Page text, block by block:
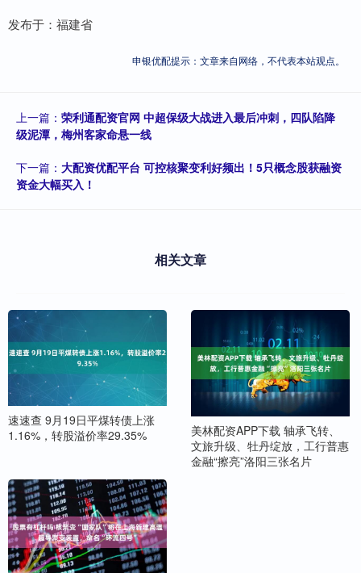
发布于：福建省
申银优配提示：文章来自网络，不代表本站观点。
上一篇： 荣利通配资官网 中超保级大战进入最后冲刺，四队陷降
级泥潭，梅州客家命悬一线
下一篇： 大配资优配平台 可控核聚变利好频出！5只概念股获融资
资金大幅买入！
相关文章
速速查 9月19日平煤转债上涨
1.16%，转股溢价率29.35%
美林配资APP下载 轴承飞转、
文旅升级、牡丹绽放，工行普惠
金融“擦亮”洛阳三张名片